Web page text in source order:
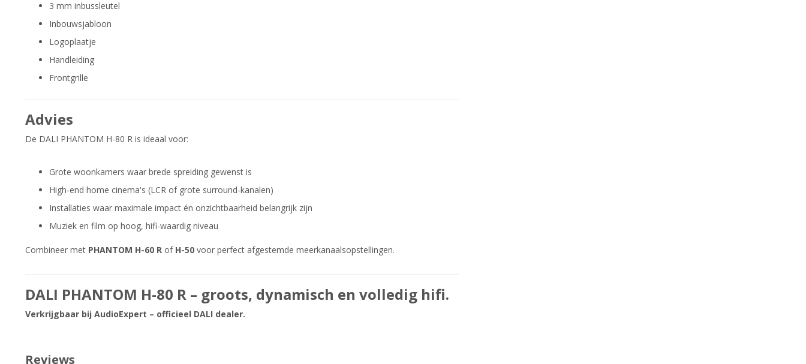
3 mm inbussleutel
Inbouwsjabloon
Logoplaatje
Handleiding
Frontgrille
Advies
De DALI PHANTOM H-80 R is ideaal voor:
Grote woonkamers waar brede spreiding gewenst is
High-end home cinema's (LCR of grote surround-kanalen)
Installaties waar maximale impact én onzichtbaarheid belangrijk zijn
Muziek en film op hoog, hifi-waardig niveau
Combineer met PHANTOM H-60 R of H-50 voor perfect afgestemde meerkanaalsopstellingen.
DALI PHANTOM H-80 R – groots, dynamisch en volledig hifi.
Verkrijgbaar bij AudioExpert – officieel DALI dealer.
Reviews